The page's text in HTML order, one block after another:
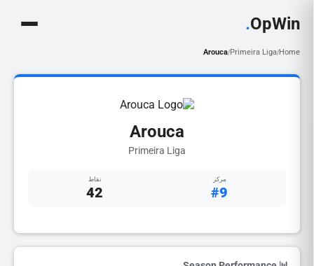
OpWin
.
Home
/
Primeira Liga
/
Arouca
Arouca
Primeira Liga
مركز
#9
نقاط
42